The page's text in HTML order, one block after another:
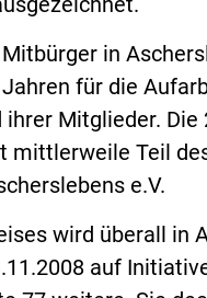
in
für die
Mitglieder. Die
mittlerweile Teil
e.V.
wird überall in
auf